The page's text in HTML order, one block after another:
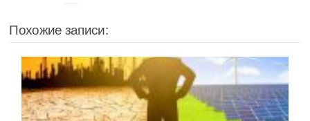
Похожие записи: